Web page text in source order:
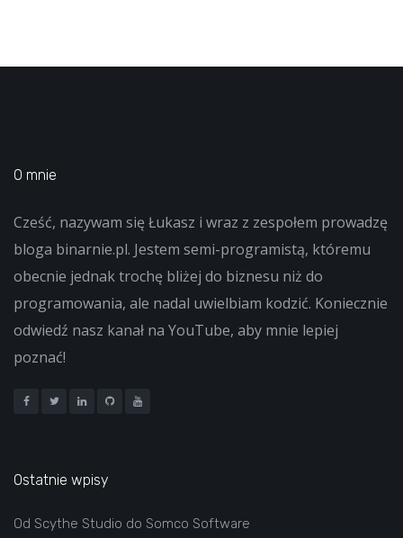
O mnie
Cześć, nazywam się Łukasz i wraz z zespołem prowadzę
bloga binarnie.pl. Jestem semi-programistą, któremu
obecnie jednak trochę bliżej do biznesu niż do
programowania, ale nadal uwielbiam kodzić. Koniecznie
odwiedź nasz kanał na YouTube, aby mnie lepiej
poznać!
Ostatnie wpisy
Od Scythe Studio do Somco Software